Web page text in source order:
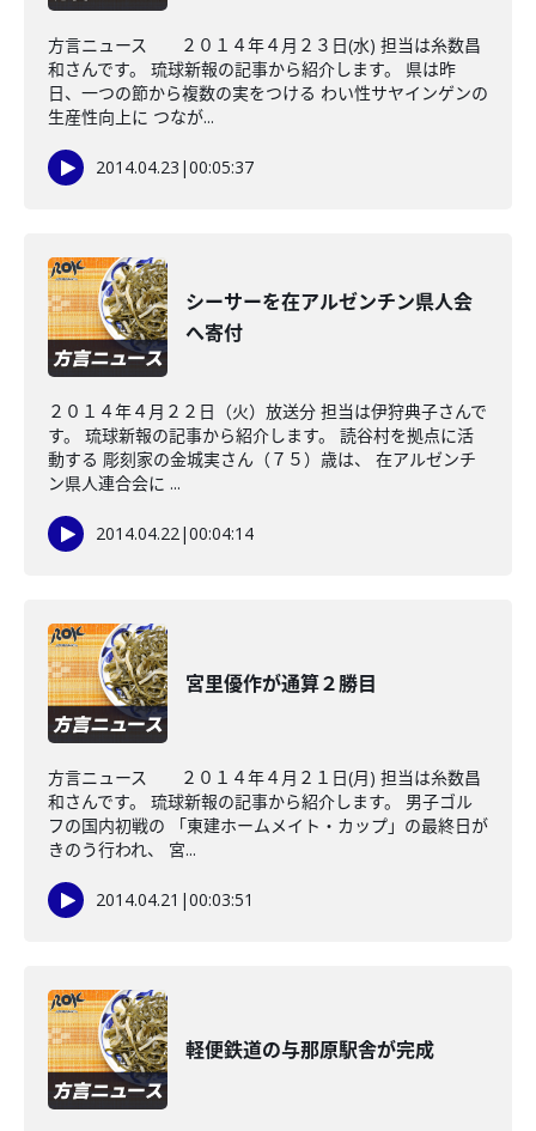
方言ニュース ２０１４年４月２３日(水) 担当は糸数昌
和さんです。 琉球新報の記事から紹介します。 県は昨
日、一つの節から複数の実をつける わい性サヤインゲンの
生産性向上に つなが...
2014.04.23 |00:05:37
シーサーを在アルゼンチン県人会
へ寄付
２０１４年４月２２日（火）放送分 担当は伊狩典子さんで
す。 琉球新報の記事から紹介します。 読谷村を拠点に活
動する 彫刻家の金城実さん（７５）歳は、 在アルゼンチ
ン県人連合会に ...
2014.04.22|00:04:14
宮里優作が通算２勝目
方言ニュース ２０１４年４月２１日(月) 担当は糸数昌
和さんです。 琉球新報の記事から紹介します。 男子ゴル
フの国内初戦の 「東建ホームメイト・カップ」の最終日が
きのう行われ、 宮...
2014.04.21 |00:03:51
軽便鉄道の与那原駅舎が完成